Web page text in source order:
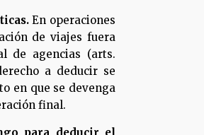
En operaciones
de viajes fuera
de agencias (arts.
a deducir se
en que se devenga
final.